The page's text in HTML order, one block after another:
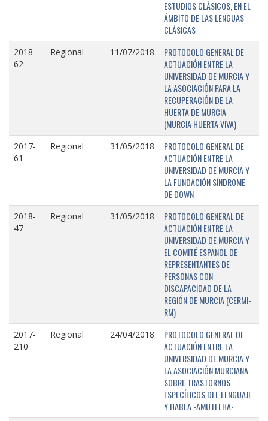
ESTUDIOS CLÁSICOS, EN EL
ÁMBITO DE LAS LENGUAS
CLÁSICAS
2018-
62
Regional 11/07/2018
PROTOCOLO GENERAL DE
ACTUACIÓN ENTRE LA
UNIVERSIDAD DE MURCIA Y
LA ASOCIACIÓN PARA LA
RECUPERACIÓN DE LA
HUERTA DE MURCIA
(MURCIA HUERTA VIVA)
2017-
61
Regional 31/05/2018
PROTOCOLO GENERAL DE
ACTUACIÓN ENTRE LA
UNIVERSIDAD DE MURCIA Y
LA FUNDACIÓN SÍNDROME
DE DOWN
2018-
47
Regional 31/05/2018
PROTOCOLO GENERAL DE
ACTUACIÓN ENTRE LA
UNIVERSIDAD DE MURCIA Y
EL COMITÉ ESPAÑOL DE
REPRESENTANTES DE
PERSONAS CON
DISCAPACIDAD DE LA
REGIÓN DE MURCIA (CERMI-
RM)
2017-
210
Regional 24/04/2018
PROTOCOLO GENERAL DE
ACTUACIÓN ENTRE LA
UNIVERSIDAD DE MURCIA Y
LA ASOCIACIÓN MURCIANA
SOBRE TRASTORNOS
ESPECÍFICOS DEL LENGUAJE
Y HABLA -AMUTELHA-